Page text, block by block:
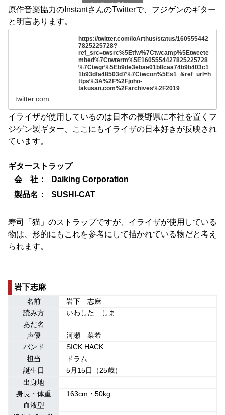
スクロールできます
原作音楽協力のInstantさんのTwitterで、フジゲンのギター
と明言あります。
https://twitter.com/ioArthus/status/160555442
7825225728?
ref_src=twsrc%5Etfw%7Ctwcamp%5Etweete
mbed%7Ctwterm%5E1605554427825225728
%7Ctwgr%5Eb9de3ebae01b8caa74b9b403c1
1b93dfa48503d7%7Ctwcon%5Es1_&ref_url=h
ttps%3A%2F%2Fjoho-
takusan.com%2Farchives%2F2019
twitter.com
イライザが使用しているのは日本の長野県に本社を置くフ
ジゲン製ギター、ここにもイライザの日本好きが反映され
ています。
ギターストラップ
会 社：
Daiking Corporation
製品名：
SUSHI-CAT
寿司「猫」のストラップですが、イライザが使用している
物は、形的にもこれを参考にして描かれている物だと考え
られます。
岩下志麻
名前
岩下 志麻
読み方
いわした しま
あだ名
声優
河瀬 菜希
バンド
SICK HACK
担当
ドラム
誕生日
5月15日（25歳）
出身地
身長・体重
163cm・50kg
血液型